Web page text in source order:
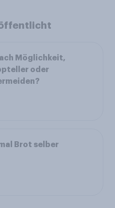
Möglichkeit,
oder
Brot selber